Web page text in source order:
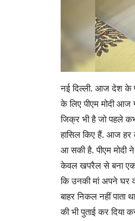
नई दिल्ली. आज देश के
के लिए पीएम मोदी आज
जिक्र भी है जो पहले
हासिल किए हैं. आज
आ सकी है. पीएम मोदी
केवल खपरैल से बना एक
कि उनकी मां अपने घर
बाहर निकल नहीं पाता
की भी पुताई कर दिया